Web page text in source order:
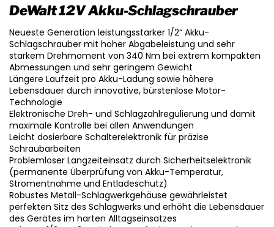
DeWalt 12V Akku-Schlagschrauber
Neueste Generation leistungsstarker 1/2“ Akku-
Schlagschrauber mit hoher Abgabeleistung und sehr
starkem Drehmoment von 340 Nm bei extrem kompakten
Abmessungen und sehr geringem Gewicht
Längere Laufzeit pro Akku-Ladung sowie höhere
Lebensdauer durch innovative, bürstenlose Motor-
Technologie
Elektronische Dreh- und Schlagzahlregulierung und damit
maximale Kontrolle bei allen Anwendungen
Leicht dosierbare Schalterelektronik für präzise
Schraubarbeiten
Problemloser Langzeiteinsatz durch Sicherheitselektronik
(permanente Überprüfung von Akku-Temperatur,
Stromentnahme und Entladeschutz)
Robustes Metall-Schlagwerkgehäuse gewährleistet
perfekten Sitz des Schlagwerks und erhöht die Lebensdauer
des Gerätes im harten Alltagseinsatzes